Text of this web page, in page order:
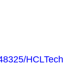
HCLTech